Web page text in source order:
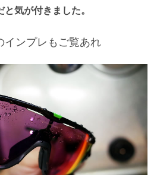
気が付きました。
インプレもご覧あれ